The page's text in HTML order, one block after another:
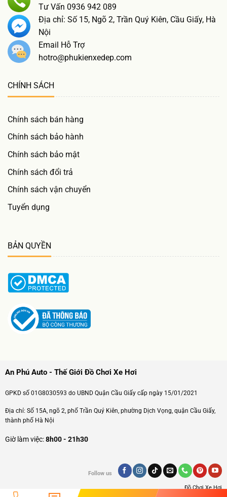
Tư Vấn 0936 942 089
Địa chỉ: Số 15, Ngõ 2, Trần Quý Kiên, Cầu Giấy, Hà
Nội
Email Hỗ Trợ
hotro@phukienxedep.com
CHÍNH SÁCH
Chính sách bán hàng
Chính sách bảo hành
Chính sách bảo mật
Chính sách đổi trả
Chính sách vận chuyển
Tuyển dụng
BẢN QUYỀN
An Phú Auto - Thế Giới Đồ Chơi Xe Hơi
GPKD số 01G8030593 do UBND Quận Cầu Giấy cấp ngày 15/01/2021
Địa chỉ: Số 15A, ngõ 2, phố Trần Quý Kiên, phường Dịch Vọng, quận Cầu Giấy,
thành phố Hà Nội
Giờ làm việc:8h00 - 21h30
Follow us
Đồ Chơi Xe Hơi